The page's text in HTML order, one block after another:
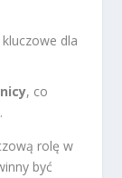
dla
, co
rolę w
być